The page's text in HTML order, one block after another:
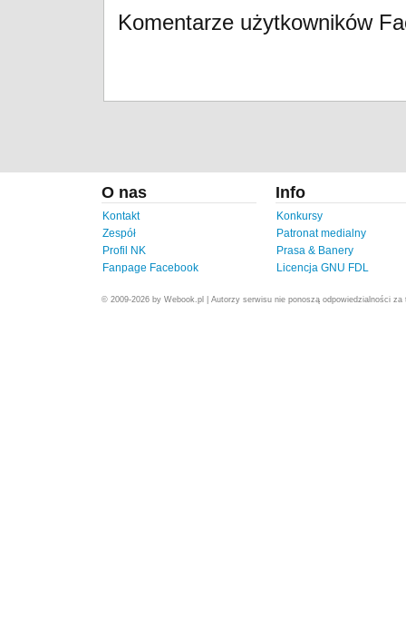
Komentarze użytkowników
O nas
Kontakt
Zespół
Profil NK
Fanpage Facebook
Info
Konkursy
Patronat medialny
Prasa & Banery
Licencja GNU FDL
© 2009-2026 by Webook.pl | Autorzy serwisu nie ponoszą odpowiedzialności